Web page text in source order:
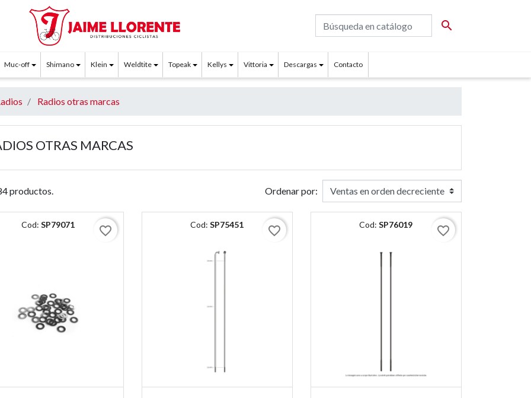

Muc-off Shimano Klein Weldtite Topeak Kellys Vittoria Descargas Contacto
Radios otras marcas
OTRAS MARCAS
productos. Ordenar por:
Cod:SP79071 favorite_border Cod:SP75451 favorite_border Cod:SP76019 favorite_border